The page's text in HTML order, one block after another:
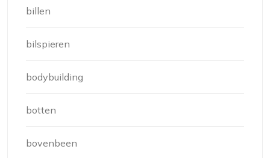
billen
bilspieren
bodybuilding
botten
bovenbeen